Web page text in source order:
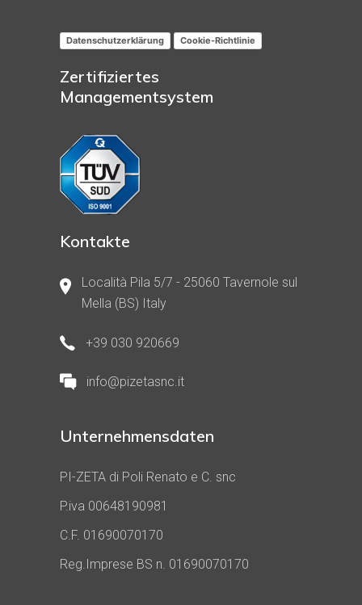
Datenschutzerklärung Cookie-Richtlinie
Zertifiziertes
Managementsystem
Kontakte
Località Pila 5/7 - 25060 Tavernole sul
Mella (BS) Italy
+39 030 920669
info@pizetasnc.it
Unternehmensdaten
PI-ZETA di Poli Renato e C. snc
P.iva 00648190981
C.F. 01690070170
Reg.Imprese BS n. 01690070170